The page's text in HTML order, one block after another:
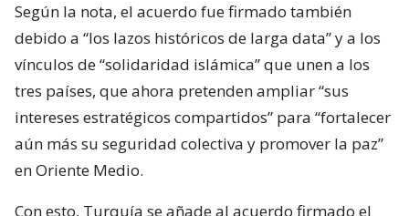
Según la nota, el acuerdo fue firmado también
debido a “los lazos históricos de larga data” y a los
vínculos de “solidaridad islámica” que unen a los
tres países, que ahora pretenden ampliar “sus
intereses estratégicos compartidos” para “fortalecer
aún más su seguridad colectiva y promover la paz”
en Oriente Medio.
Con esto, Turquía se añade al acuerdo firmado el